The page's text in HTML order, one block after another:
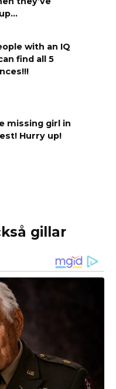
with an IQ
find all 5
missing girl in
Hurry up!
gillar